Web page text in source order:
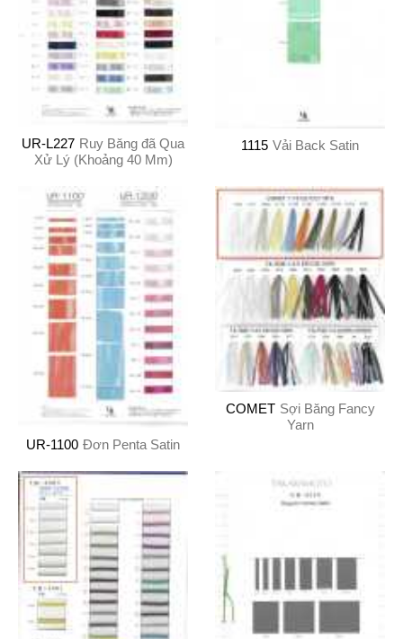
UR-L227 Ruy Băng đã Qua
Xử Lý (Khoảng 40 Mm)
1115 Vải Back Satin
UR-1100 Đơn Penta Satin
COMET Sợi Băng Fancy
Yarn